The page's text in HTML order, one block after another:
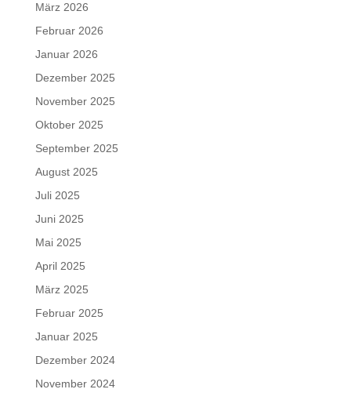
März 2026
Februar 2026
Januar 2026
Dezember 2025
November 2025
Oktober 2025
September 2025
August 2025
Juli 2025
Juni 2025
Mai 2025
April 2025
März 2025
Februar 2025
Januar 2025
Dezember 2024
November 2024